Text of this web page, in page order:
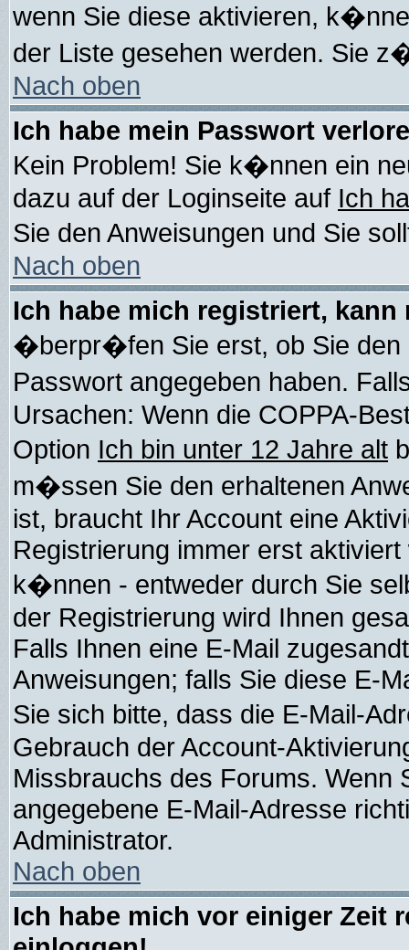
wenn Sie diese aktivieren,
der Liste gesehen werden. Sie
Nach oben
Ich habe mein Passwort
Kein Problem! Sie k�nnen ein
dazu auf der Loginseite auf Ich
Sie den Anweisungen und Sie
Nach oben
Ich habe mich registriert,
�berpr�fen Sie erst, ob Sie den
Passwort angegeben haben.
Ursachen: Wenn die COPPA-
Option Ich bin unter 12 Jahre alt
m�ssen Sie den erhaltenen
ist, braucht Ihr Account eine
Registrierung immer erst
k�nnen - entweder durch Sie
der Registrierung wird Ihnen
Falls Ihnen eine E-Mail
Anweisungen; falls Sie diese E-
Sie sich bitte, dass die E-Mail-
Gebrauch der Account-
Missbrauchs des Forums. Wenn
angegebene E-Mail-Adresse
Administrator.
Nach oben
Ich habe mich vor einiger Zeit